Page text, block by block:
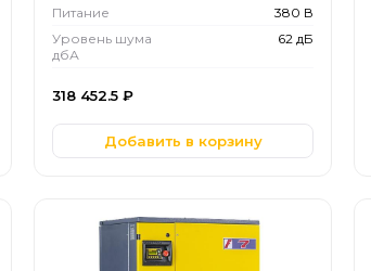
Питание
380 В
Уровень шума
дбА
62 дБ
318 452.5 ₽
Добавить в корзину